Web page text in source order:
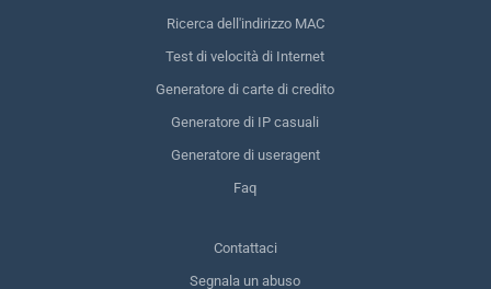
Ricerca dell'indirizzo MAC
Test di velocità di Internet
Generatore di carte di credito
Generatore di IP casuali
Generatore di useragent
Faq
Contattaci
Segnala un abuso